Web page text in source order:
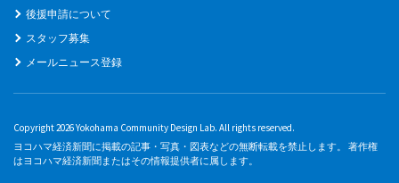
後援申請について
スタッフ募集
メールニュース登録
Copyright 2026 Yokohama Community Design Lab. All rights reserved.
ヨコハマ経済新聞に掲載の記事・写真・図表などの無断転載を禁止します。 著作権
はヨコハマ経済新聞またはその情報提供者に属します。